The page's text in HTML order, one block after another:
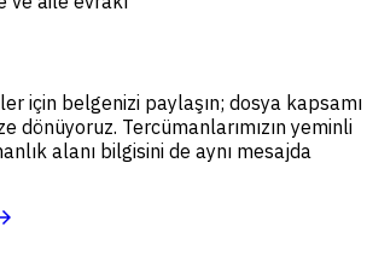
için belgenizi paylaşın; dosya kapsamı
dönüyoruz. Tercümanlarımızın yeminli
alanı bilgisini de aynı mesajda